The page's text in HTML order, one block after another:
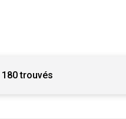
180 trouvés